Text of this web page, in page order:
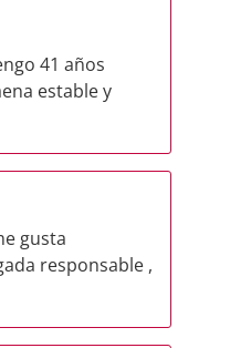
41 años
estable y
gusta
responsable ,